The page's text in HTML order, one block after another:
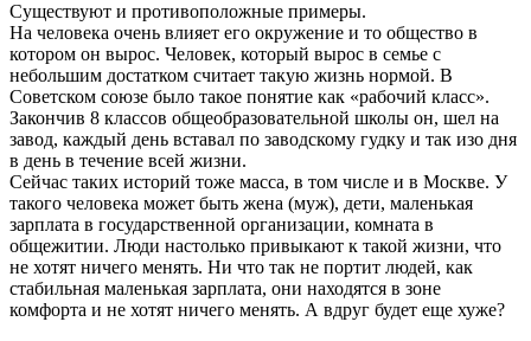
Существуют и противоположные примеры.
На человека очень влияет его окружение и то общество в
котором он вырос. Человек, который вырос в семье с
небольшим достатком считает такую жизнь нормой. В
Советском союзе было такое понятие как «рабочий класс».
Закончив 8 классов общеобразовательной школы он, шел на
завод, каждый день вставал по заводскому гудку и так изо дня
в день в течение всей жизни.
Сейчас таких историй тоже масса, в том числе и в Москве. У
такого человека может быть жена (муж), дети, маленькая
зарплата в государственной организации, комната в
общежитии. Люди настолько привыкают к такой жизни, что
не хотят ничего менять. Ни что так не портит людей, как
стабильная маленькая зарплата, они находятся в зоне
комфорта и не хотят ничего менять. А вдруг будет еще хуже?